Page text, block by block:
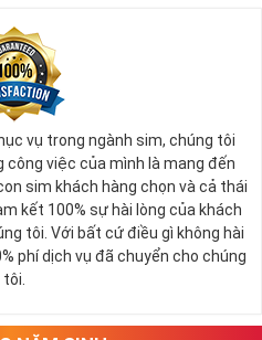
Có Ý Nghĩa Gì?
con số 8 này thường thì họ sẽ
giữ kỷ luật, có cá tính và ý chí
vụ trong ngành sim, chúng tôi
việc của mình là mang đến
sim khách hàng chọn và cả thái
kết 100% sự hài lòng của khách
tôi. Với bất cứ điều gì không hài
phí dịch vụ đã chuyển cho chúng
tôi.